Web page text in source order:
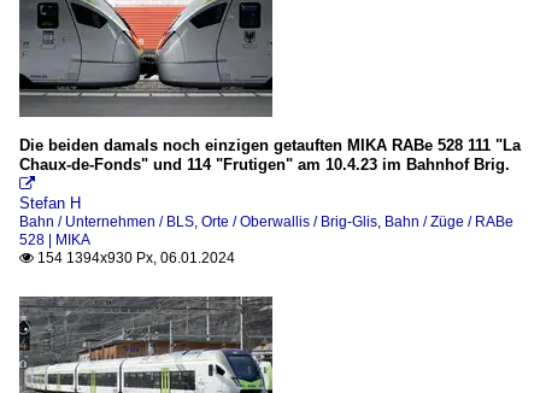
Die beiden damals noch einzigen getauften MIKA RABe 528 111 "La
Chaux-de-Fonds" und 114 "Frutigen" am 10.4.23 im Bahnhof Brig.

Stefan H
Bahn / Unternehmen / BLS, Orte / Oberwallis / Brig-Glis, Bahn / Züge / RABe
528 | MIKA
 154 1394x930 Px, 06.01.2024